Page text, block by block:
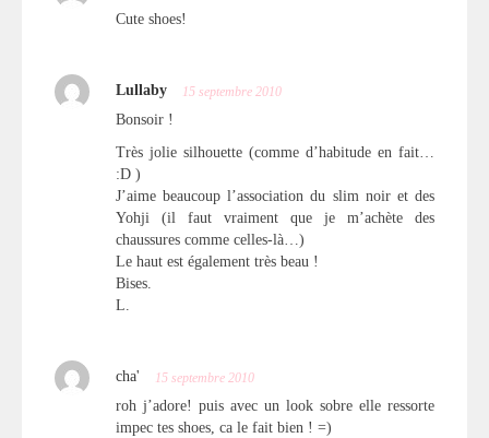
Cute shoes!
Lullaby 15 septembre 2010
Bonsoir !
Très jolie silhouette (comme d’habitude en fait…
:D )
J’aime beaucoup l’association du slim noir et des
Yohji (il faut vraiment que je m’achète des
chaussures comme celles-là…)
Le haut est également très beau !
Bises.
L.
cha' 15 septembre 2010
roh j’adore! puis avec un look sobre elle ressorte
impec tes shoes, ca le fait bien ! =)